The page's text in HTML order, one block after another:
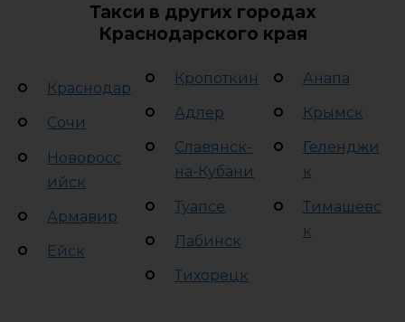
Такси в других городах
Краснодарского края
Краснодар
Сочи
Новоросс
ийск
Армавир
Ейск
Кропоткин
Адлер
Славянск-
на-Кубани
Туапсе
Лабинск
Тихорецк
Анапа
Крымск
Геленджи
к
Тимашёвс
к